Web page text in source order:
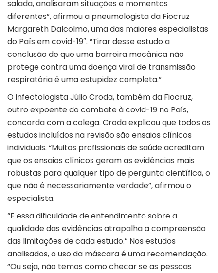
salada, analisaram situações e momentos
diferentes”, afirmou a pneumologista da Fiocruz
Margareth Dalcolmo, uma das maiores especialistas
do País em covid-19″. “Tirar desse estudo a
conclusão de que uma barreira mecânica não
protege contra uma doença viral de transmissão
respiratória é uma estupidez completa.”
O infectologista Júlio Croda, também da Fiocruz,
outro expoente do combate à covid-19 no País,
concorda com a colega. Croda explicou que todos os
estudos incluídos na revisão são ensaios clínicos
individuais. “Muitos profissionais de saúde acreditam
que os ensaios clínicos geram as evidências mais
robustas para qualquer tipo de pergunta científica, o
que não é necessariamente verdade”, afirmou o
especialista.
“E essa dificuldade de entendimento sobre a
qualidade das evidências atrapalha a compreensão
das limitações de cada estudo.” Nos estudos
analisados, o uso da máscara é uma recomendação.
“Ou seja, não temos como checar se as pessoas